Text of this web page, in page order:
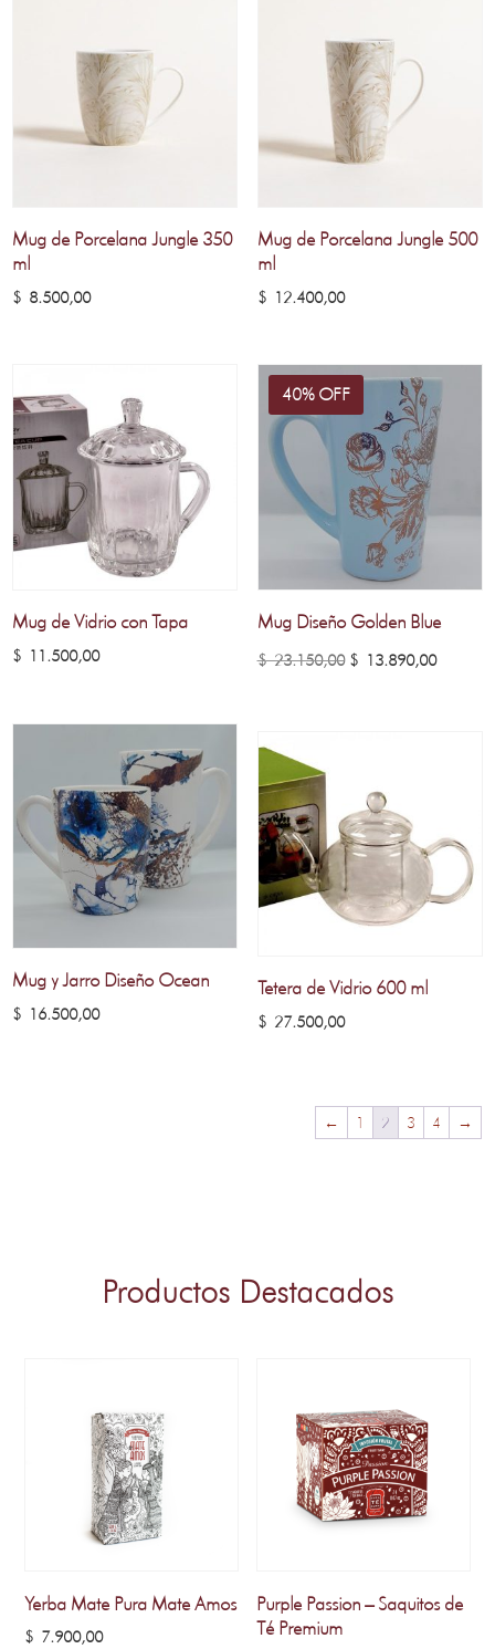
Mug de Porcelana Jungle 350
ml
$ 8.500,00
Mug de Porcelana Jungle 500
ml
$12.400,00
Mug de Vidrio con Tapa
$ 11.500,00
40% OFF
Mug Diseño Golden Blue
$23.150,00 El
$13.890,00El
Mug y Jarro Diseño Ocean
$ 16.500,00
Tetera de Vidrio 600 ml
$27.500,00
← 1 2 3 4 →
Productos Destacados
Yerba Mate Pura Mate Amos
$ 7.900,00
Purple Passion – Saquitos de
Té Premium